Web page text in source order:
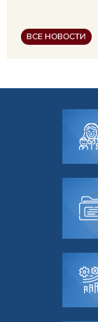
ВСЕ НОВОСТИ